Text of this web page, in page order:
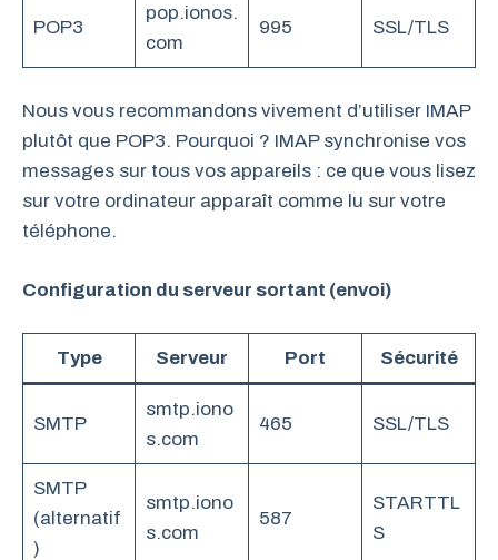
POP3
pop.ionos.
com
995 SSL/TLS
Nous vous recommandons vivement d’utiliser IMAP
plutôt que POP3. Pourquoi ? IMAP synchronise vos
messages sur tous vos appareils : ce que vous lisez
sur votre ordinateur apparaît comme lu sur votre
téléphone.
Configuration du serveur sortant (envoi)
Type Serveur Port Sécurité
SMTP
smtp.iono
s.com
465 SSL/TLS
SMTP
(alternatif
)
smtp.iono
s.com
587
STARTTL
S